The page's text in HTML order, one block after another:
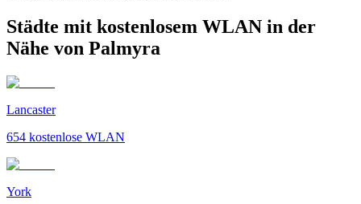
Städte mit kostenlosem WLAN in der
Nähe von Palmyra
Lancaster
654 kostenlose WLAN
York